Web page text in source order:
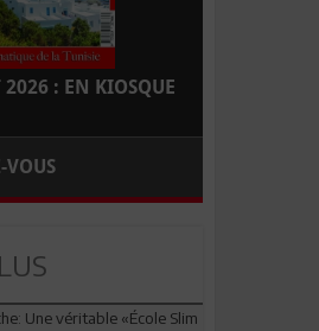
2026 : EN KIOSQUE
VOUS
Une véritable «École Slim